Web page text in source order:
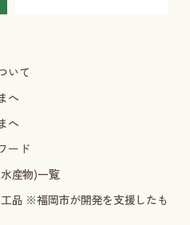
いて
へ
へ
ード
産物)一覧
品 ※福岡市が開発を支援したも